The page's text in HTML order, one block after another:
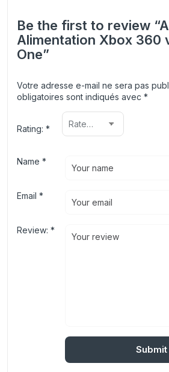
Be the first to review
Alimentation Xbox 360
One”
Votre adresse e-mail ne sera pas
obligatoires sont indiqués avec *
Rating: *
Review: *
Name *
Email *